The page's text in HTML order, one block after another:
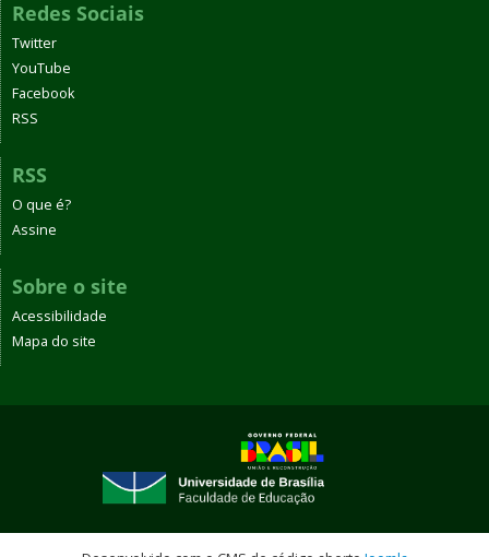
Redes Sociais
Twitter
YouTube
Facebook
RSS
RSS
O que é?
Assine
Sobre o site
Acessibilidade
Mapa do site